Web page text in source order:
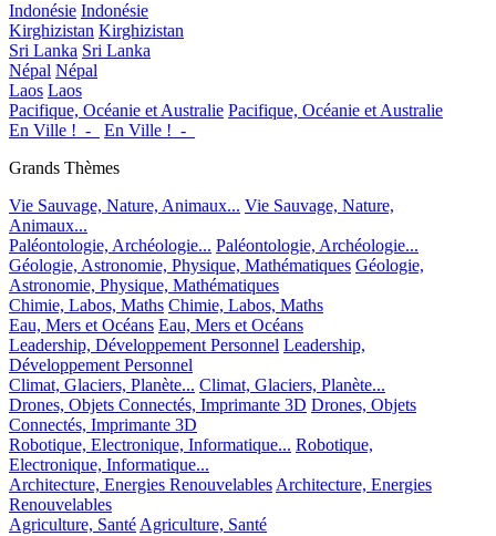
Indonésie Indonésie
Kirghizistan Kirghizistan
Sri Lanka Sri Lanka
Népal Népal
Laos Laos
Pacifique, Océanie et Australie Pacifique, Océanie et Australie
En Ville !_-_
En Ville !_-_
Grands Thèmes
Vie Sauvage, Nature, Animaux... Vie Sauvage, Nature,
Animaux...
Paléontologie, Archéologie... Paléontologie, Archéologie...
Géologie, Astronomie, Physique, Mathématiques Géologie,
Astronomie, Physique, Mathématiques
Chimie, Labos, Maths Chimie, Labos, Maths
Eau, Mers et Océans Eau, Mers et Océans
Leadership, Développement Personnel Leadership,
Développement Personnel
Climat, Glaciers, Planète... Climat, Glaciers, Planète...
Drones, Objets Connectés, Imprimante 3D Drones, Objets
Connectés, Imprimante 3D
Robotique, Electronique, Informatique... Robotique,
Electronique, Informatique...
Architecture, Energies RenouvelablesArchitecture, Energies
Renouvelables
Agriculture, SantéAgriculture, Santé